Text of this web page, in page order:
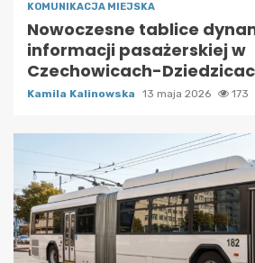
KOMUNIKACJA MIEJSKA
Nowoczesne tablice
informacji pasażerskiej w
Czechowicach-
Kamila Kalinowska 13 maja 2026 173